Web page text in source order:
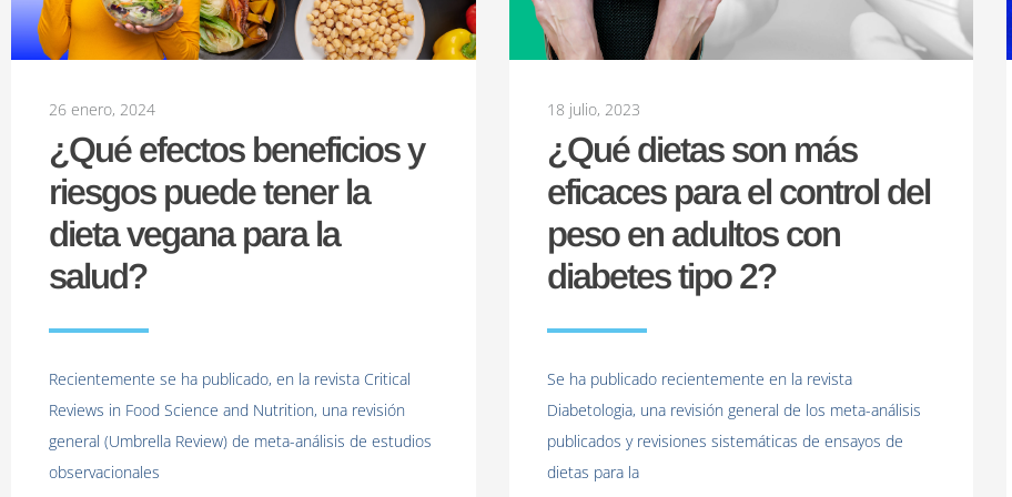
26 enero, 2024
¿Qué efectos beneficios y
riesgos puede tener la
dieta vegana para la
salud?
Recientemente se ha publicado, en la revista Critical
Reviews in Food Science and Nutrition, una revisión
general (Umbrella Review) de meta-análisis de estudios
observacionales
18 julio, 2023
¿Qué dietas son más
eficaces para el control del
peso en adultos con
diabetes tipo 2?
Se ha publicado recientemente en la revista
Diabetologia, una revisión general de los meta-análisis
publicados y revisiones sistemáticas de ensayos de
dietas para la